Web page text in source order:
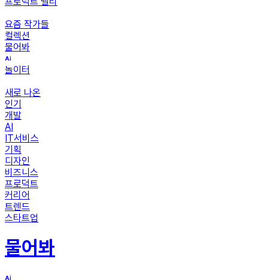
요즘 작가들
컬렉션
물어봐
놀이터
새로 나온
인기
개발
AI
IT서비스
기획
디자인
비즈니스
프로덕트
커리어
트렌드
스타트업
물어봐